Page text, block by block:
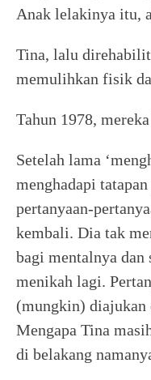
Anak lelakinya itu,
Tina, lalu
memulihkan fisik
Tahun 1978,
Setelah lama
menghadapi
pertanyaan-
kembali. Dia tak
bagi mentalnya dan
menikah lagi.
(mungkin) diajukan
Mengapa Tina
di belakang